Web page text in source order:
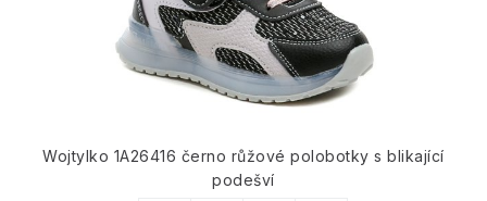
Wojtylko 1A26416 černo růžové polobotky s blikající
podešví